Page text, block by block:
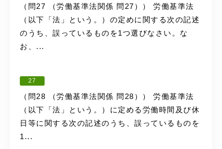
（問27 （労働基準法関係 問27）） 労働基準法
（以下「法」という。）の定めに関する次の記述
のうち、誤っているものを1つ選びなさい。な
お、...
27
（問28 （労働基準法関係 問28）） 労働基準法
（以下「法」という。）に定める労働時間及び休
日等に関する次の記述のうち、誤っているものを
1...